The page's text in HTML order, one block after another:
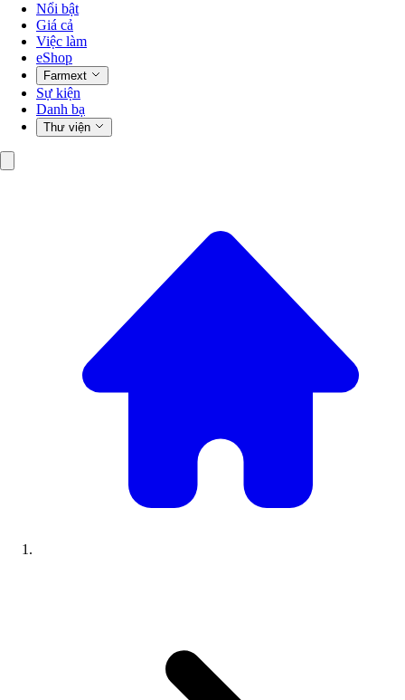
Nổi bật
Giá cả
Việc làm
eShop
Farmext
Sự kiện
Danh bạ
Thư viện